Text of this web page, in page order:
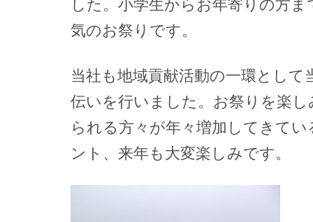
した。小学生からお年寄りの方
気のお祭りです。
当社も地域貢献活動の一環として
伝いを行いました。お祭りを楽
られる方々が年々増加してきて
ント、来年も大変楽しみです。